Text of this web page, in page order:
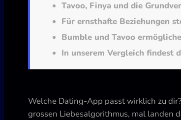
Tavoo, Finya und die
Für ernsthafte Beziehungen
Bumble und Tavoo
In unserem Vergleich findest
Welche Dating-App passt wirklich zu
grossen Liebesalgorithmus, mal landen